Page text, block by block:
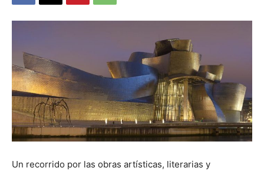
Un recorrido por las obras artísticas, literarias y